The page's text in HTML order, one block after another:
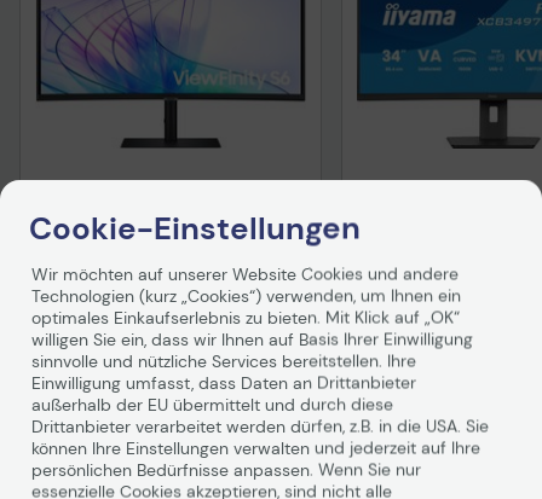
S34C652VAU Curved
Monitor 86cm (34 Zoll)
Auf Lager: Lieferung in 1-2
Werktagen
-41% UVP529,00 €
312,85 €
inkl. MwSt., versandkostenfrei in DE!
In den Warenkorb
Hinweis
Curved Business
Auf Lager
Werktagen
375,86 €
inkl. MwSt.,
Hinweis
Cookie-Einstellungen
Wir möchten auf unserer Website Cookies und andere
Technologien (kurz „Cookies“) verwenden, um Ihnen ein
optimales Einkaufserlebnis zu bieten. Mit Klick auf „OK“
willigen Sie ein, dass wir Ihnen auf Basis Ihrer Einwilligung
sinnvolle und nützliche Services bereitstellen. Ihre
Einwilligung umfasst, dass Daten an Drittanbieter
außerhalb der EU übermittelt und durch diese
Drittanbieter verarbeitet werden dürfen, z.B. in die USA. Sie
können Ihre Einstellungen verwalten und jederzeit auf Ihre
persönlichen Bedürfnisse anpassen. Wenn Sie nur
essenzielle Cookies akzeptieren, sind nicht alle